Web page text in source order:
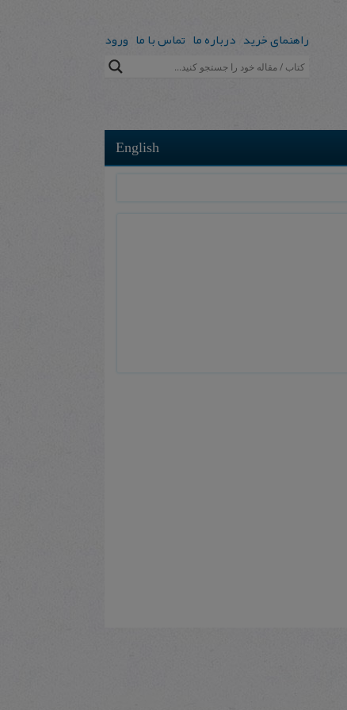
راهنمای خرید درباره ما تماس با ما ورود
English